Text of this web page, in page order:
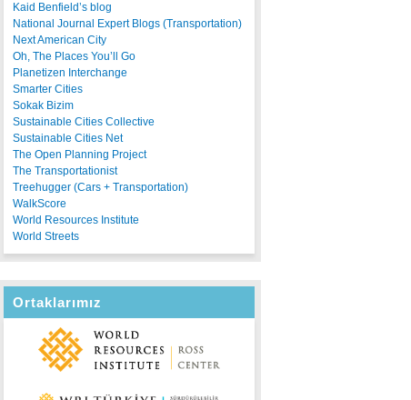
Kaid Benfield’s blog
National Journal Expert Blogs (Transportation)
Next American City
Oh, The Places You’ll Go
Planetizen Interchange
Smarter Cities
Sokak Bizim
Sustainable Cities Collective
Sustainable Cities Net
The Open Planning Project
The Transportationist
Treehugger (Cars + Transportation)
WalkScore
World Resources Institute
World Streets
Ortaklarımız